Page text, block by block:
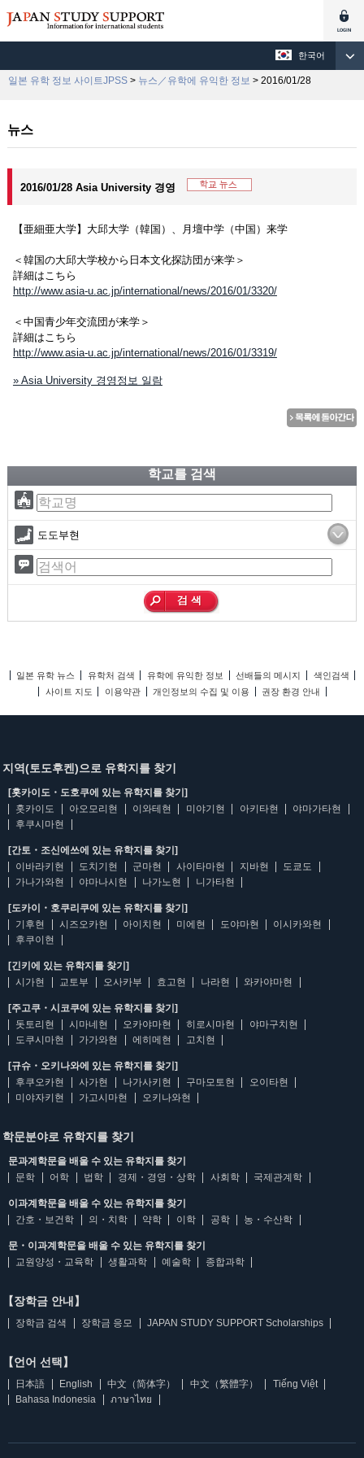
한국어
일본 유학 정보 사이트JPSS > 뉴스／유학에 유익한 정보 > 2016/01/28
뉴스
2016/01/28 Asia University 경영
【亜細亜大学】大邱大学（韓国）、月壇中学（中国）来学
＜韓国の大邱大学校から日本文化探訪団が来学＞
詳細はこちら
http://www.asia-u.ac.jp/international/news/2016/01/3320/
＜中国青少年交流団が来学＞
詳細はこちら
http://www.asia-u.ac.jp/international/news/2016/01/3319/
» Asia University 경영정보 일람
학교를 검색
도도부현
일본 유학 뉴스 유학처 검색 유학에 유익한 정보 선배들의 메시지
색인검색
사이트 지도
이용약관 개인정보의 수집 및 이용 권장 환경 안내
지역(토도후켄)으로 유학지를 찾기
[홋카이도・도호쿠에 있는 유학지를 찾기]
홋카이도
아오모리현 이와테현 미야기현 아키타현
야마가타현
후쿠시마현
[간토・조신에쓰에 있는 유학지를 찾기]
이바라키현
도치기현 군마현 사이타마현 지바현
도쿄도
가나가와현
야마나시현 나가노현 니가타현
[도카이・호쿠리쿠에 있는 유학지를 찾기]
기후현
시즈오카현 아이치현 미에현 도야마현
이시카와현
후쿠이현
[긴키에 있는 유학지를 찾기]
시가현
교토부 오사카부 효고현 나라현 와카야마현
[주고쿠・시코쿠에 있는 유학지를 찾기]
돗토리현
시마네현 오카야마현 히로시마현
야마구치현
도쿠시마현
가가와현 에히메현 고치현
[규슈・오키나와에 있는 유학지를 찾기]
후쿠오카현
사가현 나가사키현 구마모토현
오이타현
미야자키현
가고시마현 오키나와현
학문분야로 유학지를 찾기
문과계학문을 배울 수 있는 유학지를 찾기
문학
어학 법학 경제・경영・상학 사회학 국제관계학
이과계학문을 배울 수 있는 유학지를 찾기
간호・보건학
의・치학 약학 이학 공학 농・수산학
문・이과계학문을 배울 수 있는 유학지를 찾기
교원양성・교육학
생활과학 예술학 종합과학
【장학금 안내】
장학금 검색 장학금 응모 JAPAN STUDY SUPPORT Scholarships
【언어 선택】
日本語 English 中文（简体字） 中文（繁體字）
Tiếng Việt
Bahasa Indonesia
ภาษาไทย